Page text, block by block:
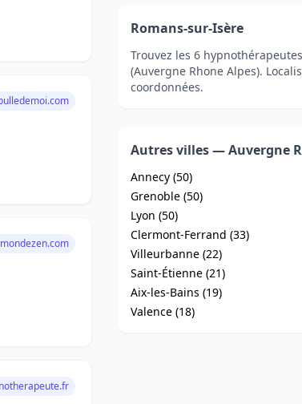
Romans-sur-Isère
Trouvez les 6
(Auvergne Rhone Alpes).
coordonnées.
Autres villes — Auvergne
Annecy (50)
Grenoble (50)
Lyon (50)
Clermont-Ferrand (33)
Villeurbanne (22)
Saint-Étienne (21)
Aix-les-Bains (19)
Valence (18)